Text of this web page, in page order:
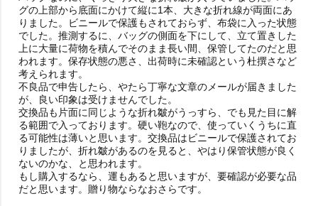
グの上部から底面にかけて縦に1本、大きな折れ線が両面にあ
りました。ビニールで保護もされておらず、布袋に入った状態
でした。推測するに、バッグの側面を下にして、立て置きした
上に大量に荷物を積んでそのまま長い間、保管してたのだと思
われます。保存状態の悪さ、出荷時に未確認という杜撰さなど
考えられます。
不良品で申告したら、やたら丁寧な文章のメールが届きました
が、良い印象は受けませんでした。
交換品も片面に同じような折れ皺がうっすら、でも見た目に解
る範囲で入っております。硬い鞄なので、使っていくうちに直
る可能性は薄いと思います。交換品はビニールで保護されてお
りましたが、折れ皺があるのを見ると、やはり保管状態が良く
ないのかな、と思われます。
もし購入するなら、運もあると思いますが、要確認が必要な品